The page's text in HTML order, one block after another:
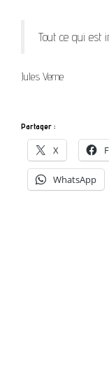
Tout ce qui est
Jules Verne
Partager :
X
WhatsApp